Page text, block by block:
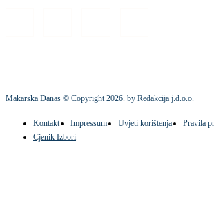
Makarska Danas © Copyright2026. by Redakcija j.d.o.o.
Kontakt Impressum Uvjeti korištenja Pravila
Cjenik Izbori